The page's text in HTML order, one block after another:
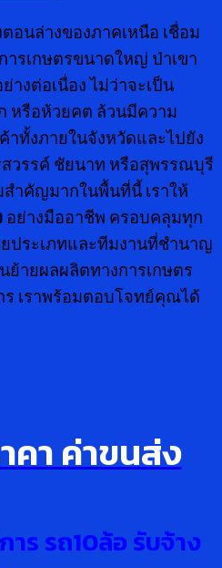
อนล่างของภาคเหนือ เชื่อม
รเกษตรขนาดใหญ่ ป่าเขา
งต่อเนื่อง ไม่ว่าจะเป็น
หรือห้วยคต ล้วนมีความ
าทั้งภายในจังหวัดและไปยัง
สวรรค์ ชัยนาท หรือสุพรรณบุรี
สำคัญมากในพื้นที่นี้ เราให้
อย่างมืออาชีพ ครอบคลุมทุก
ประเภทและทีมงานที่ชำนาญ
ย้ายผลผลิตทางการเกษตร
ร เราพร้อมตอบโจทย์คุณได้
คา ค่าขนส่ง
าร รถ10ล้อ รับจ้าง